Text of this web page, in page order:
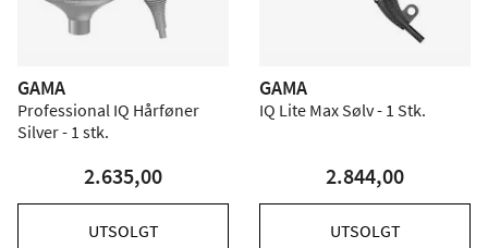
GAMA
Professional IQ Hårføner
Silver - 1 stk.
2.635,00
UTSOLGT
GAMA
IQ Lite Max Sølv - 1 Stk.
2.844,00
UTSOLGT